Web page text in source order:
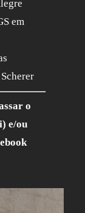
em
o
e/ou